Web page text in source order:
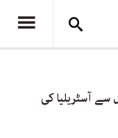
آسٹریلیا کی